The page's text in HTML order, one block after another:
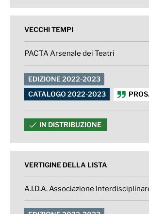
VECCHI TEMPI
PACTA Arsenale dei Teatri
EDIZIONE 2022-2023
CATALOGO 2022-2023
IN DISTRIBUZIONE
VERTIGINE DELLA LISTA
A.I.D.A. Associazione